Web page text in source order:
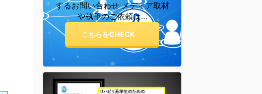
するお問い合わせ メディア取材
や執筆のご依頼は…
こちらをCHECK